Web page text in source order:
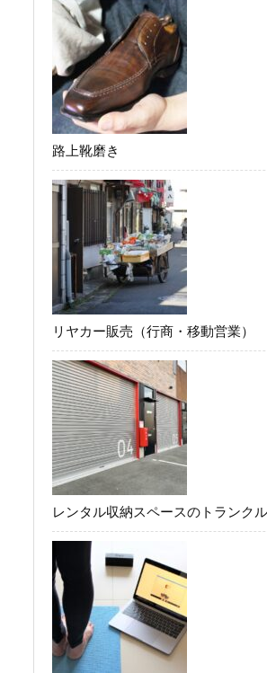
路上靴磨き
リヤカー販売（行商・移動営業）
レンタル収納スペースのトランク